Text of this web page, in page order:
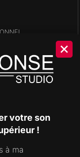
votre son
!
à ma